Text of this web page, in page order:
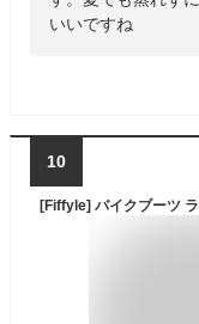
いいですね
10